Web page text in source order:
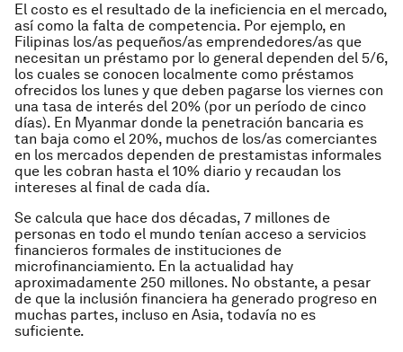
El costo es el resultado de la ineficiencia en el mercado,
así como la falta de competencia. Por ejemplo, en
Filipinas los/as pequeños/as emprendedores/as que
necesitan un préstamo por lo general dependen del 5/6,
los cuales se conocen localmente como préstamos
ofrecidos los lunes y que deben pagarse los viernes con
una tasa de interés del 20% (por un período de cinco
días). En Myanmar donde la penetración bancaria es
tan baja como el 20%, muchos de los/as comerciantes
en los mercados dependen de prestamistas informales
que les cobran hasta el 10% diario y recaudan los
intereses al final de cada día.
Se calcula que hace dos décadas, 7 millones de
personas en todo el mundo tenían acceso a servicios
financieros formales de instituciones de
microfinanciamiento. En la actualidad hay
aproximadamente 250 millones. No obstante, a pesar
de que la inclusión financiera ha generado progreso en
muchas partes, incluso en Asia, todavía no es
suficiente.